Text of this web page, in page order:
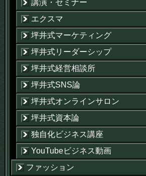
講演・セミナー
エクスマ
坪井式マーケティング
坪井式リーダーシップ
坪井式経営相談所
坪井式SNS論
坪井式オンラインサロン
坪井式資本論
独自化ビジネス講座
YouTubeビジネス動画
ファッション